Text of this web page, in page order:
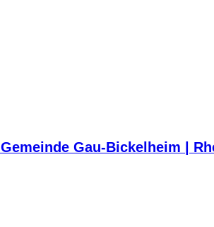
Gemeinde Gau-Bickelheim |